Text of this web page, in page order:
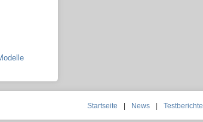
Testberichte
News
Startseite